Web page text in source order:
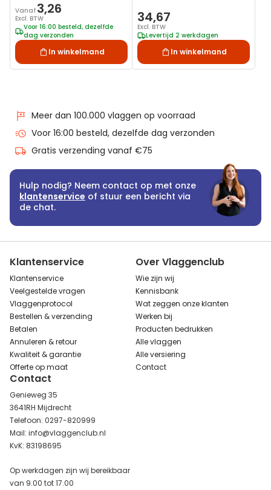
Vanaf 3,26
Excl. BTW
Voor 16:00 besteld, dezelfde
dag verzonden
In winkelmand
34,67
Excl. BTW
Levertijd 2 werkdagen
In winkelmand
Meer dan 100.000 vlaggen op voorraad
Voor 16:00 besteld, dezelfde dag verzonden
Gratis verzending vanaf €75
Hulp nodig? Neem contact op met onze
klantenservice of stuur een bericht via
de chat.
Klantenservice
Klantenservice
Veelgestelde vragen
Vlaggenprotocol
Bestellen & verzending
Betalen
Annuleren & retour
Kwaliteit & garantie
Offerte op maat
Over Vlaggenclub
Wie zijn wij
Kennisbank
Wat zeggen onze klanten
Werken bij
Producten bedrukken
Alle vlaggen
Alle versiering
Contact
Contact
Genieweg 35
3641RH Mijdrecht
Telefoon: 0297-820999
Mail: info@vlaggenclub.nl
KvK: 83198695
Op werkdagen zijn wij bereikbaar
van 9.00 tot 17.00